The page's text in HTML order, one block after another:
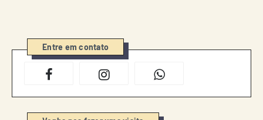
Entre em contato